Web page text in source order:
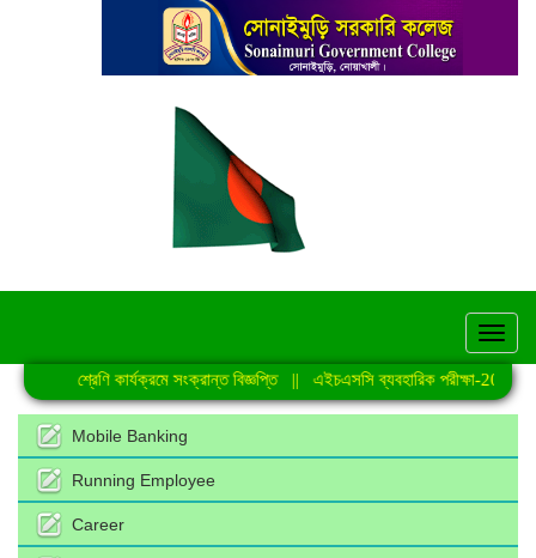
নিয়মিত শ্রেণি কার্যক্রমে সংক্রান্ত বিজ্ঞপ্তি|| এইচএসসি ব্যবহারিক পরীক্ষা-2026 এর
Mobile Banking
Running Employee
Career